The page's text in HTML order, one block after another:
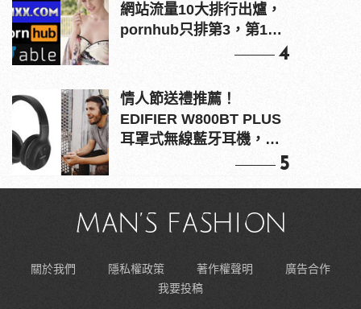
網站流量10大排行出爐，
pornhub只排第3，第1名
4
情人節送禮推薦！
EDIFIER W800BT PLUS
耳罩式無線藍牙耳機，在
5
關於我們 隱私權政策 著作權聲明
廣告合作
我要投稿